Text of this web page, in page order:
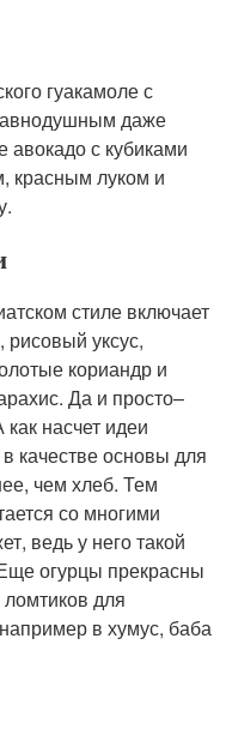
гуакамоле с
даже
с кубиками
красным луком и
стиле включает
рисовый уксус,
кориандр и
Да и просто–
насчет идеи
качестве основы для
чем хлеб. Тем
со многими
ведь у него такой
огурцы прекрасны
для
в хумус, баба